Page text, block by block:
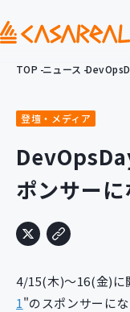
会社情報
サービス
プロダクト開発支
クラウド導入支援
システム構築支援
研修サービス
定型コース
TOP ニュース
登壇・メディア
ポンサーに
4/15(木)～16(金)に
1"のスポンサーにな